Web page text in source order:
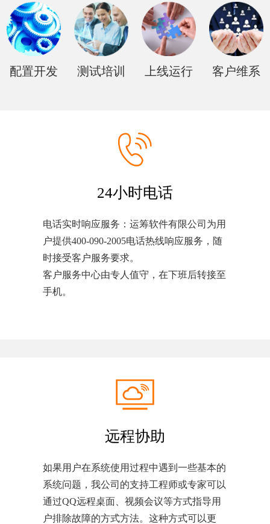
配置开发 测试培训 上线运行 客户维系
24小时电话
电话实时响应服务：运筹软件有限公司为用
户提供400-090-2005电话热线响应服务，随
时接受客户服务要求。
客户服务中心由专人值守，在下班后转接至
手机。
远程协助
如果用户在系统使用过程中遇到一些基本的
系统问题，我公司的支持工程师或专家可以
通过QQ远程桌面、视频会议等方式指导用
户排除故障的方式方法。这种方式可以更